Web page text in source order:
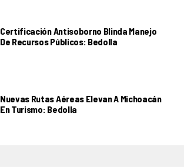
Certificación Antisoborno Blinda Manejo
De Recursos Públicos: Bedolla
Nuevas Rutas Aéreas Elevan A Michoacán
En Turismo: Bedolla